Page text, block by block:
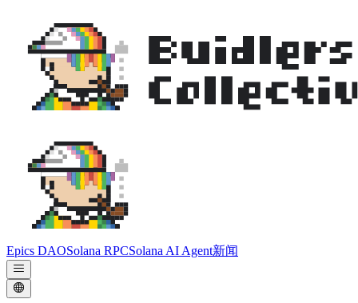
Epics DAOSolana RPCSolana AI Agent新闻